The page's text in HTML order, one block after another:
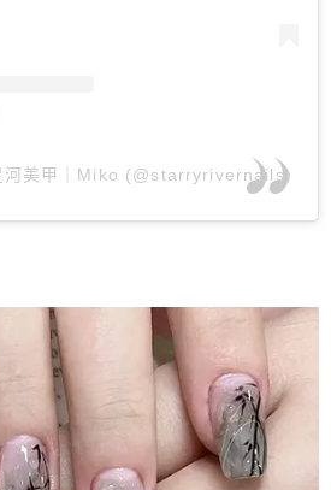
美甲｜Miko (@starryrivernails)